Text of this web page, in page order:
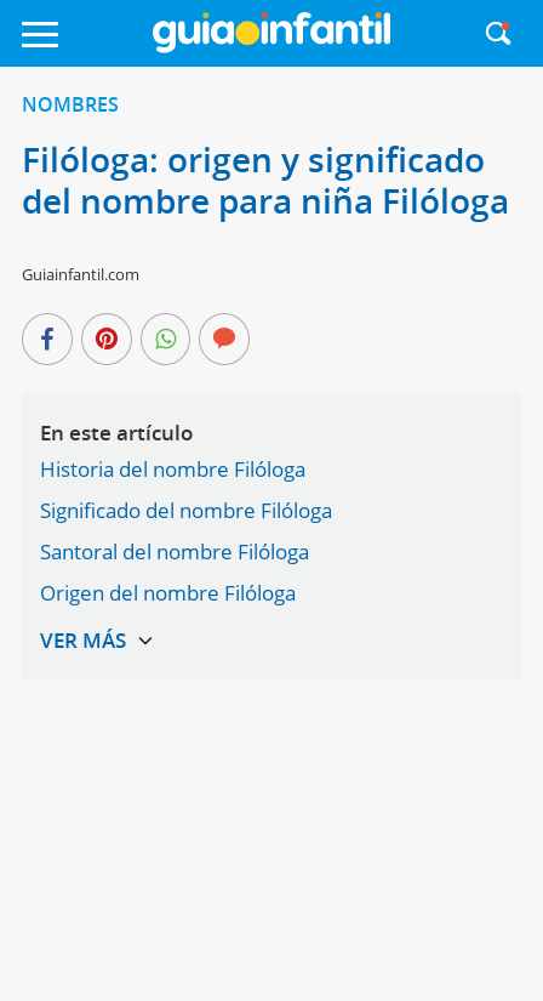
NOMBRES
Filóloga: origen y significado
del nombre para niña Filóloga
Guiainfantil.com
En este artículo
Historia del nombre Filóloga
Significado del nombre Filóloga
Santoral del nombre Filóloga
Origen del nombre Filóloga